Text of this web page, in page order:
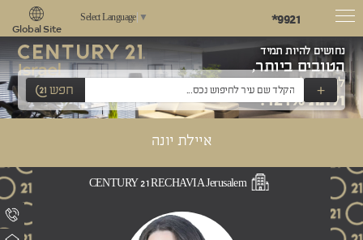
*9921
Select Language ▼
Global Site
נחושים להיות תמיד
הטובים ביותר,
לשאוף למצוינות
ולתת 121%!
+ חפש
איילת יונה
CENTURY 21 RECHAVIA Jerusalem